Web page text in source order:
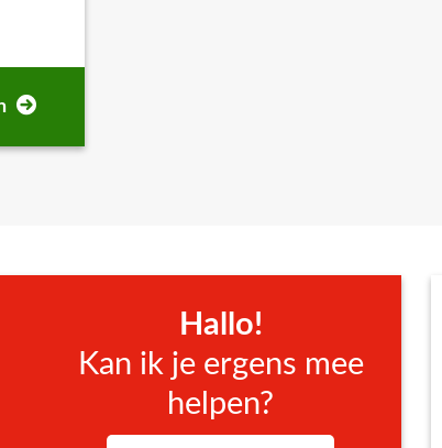
achter via het offerteformulier.
en – indien gewenst – een training in te plannen.
Hallo!
Kan ik je ergens mee
helpen?